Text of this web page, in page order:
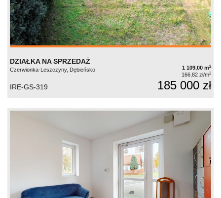
DZIAŁKA NA SPRZEDAŻ
Czerwionka-Leszczyny, Dębieńsko 1 109,00 m2
166,82 zł/m2
IRE-GS-319 185 000 zł